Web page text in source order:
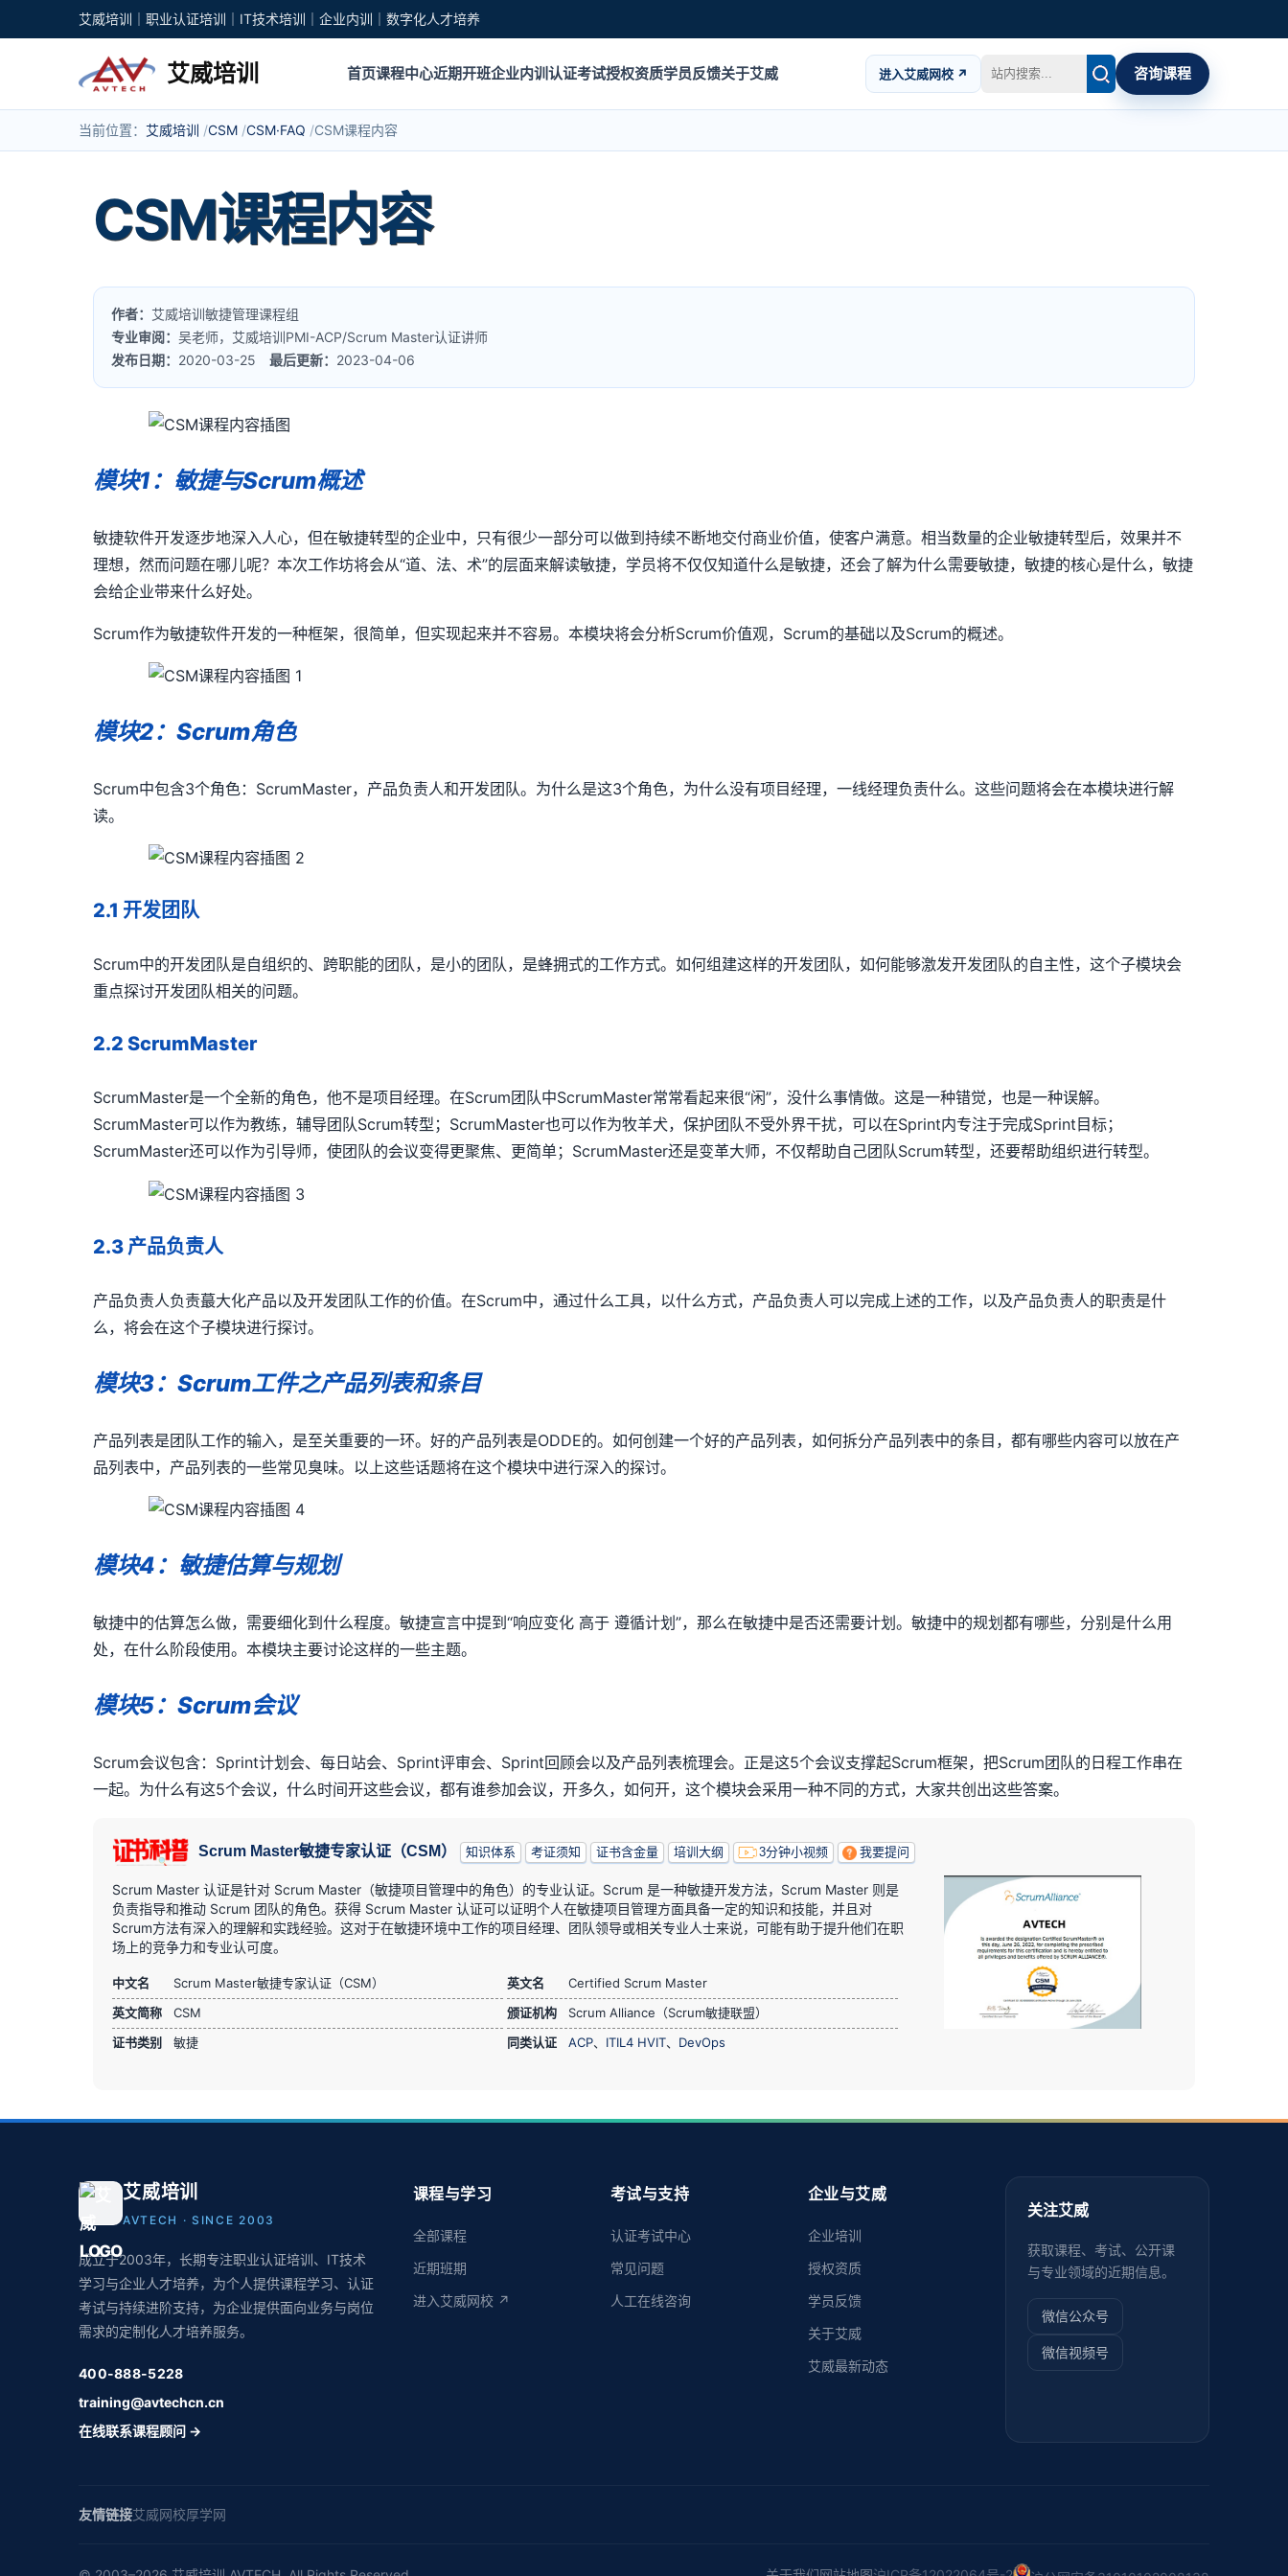
艾威培训｜职业认证培训｜IT技术培训｜企业内训｜数字化人才培养
艾威培训 首页课程中心近期开班企业内训认证考试授权资质学员反馈关于艾威 进入艾威网校 ↗ 咨询课程
当前位置： 艾威培训 CSM CSM·FAQ CSM课程内容
CSM课程内容
作者： 艾威培训敏捷管理课程组
专业审阅：吴老师，艾威培训PMI-ACP/Scrum Master认证讲师
发布日期： 2020-03-25最后更新： 2023-04-06
模块1：敏捷与Scrum概述
敏捷软件开发逐步地深入人心，但在敏捷转型的企业中，只有很少一部分可以做到持续不断地交付商业价值，使客户满意。相当数量的企业敏捷转型后，效果并不
理想，然而问题在哪儿呢？本次工作坊将会从“道、法、术”的层面来解读敏捷，学员将不仅仅知道什么是敏捷，还会了解为什么需要敏捷，敏捷的核心是什么，敏捷
会给企业带来什么好处。
Scrum作为敏捷软件开发的一种框架，很简单，但实现起来并不容易。本模块将会分析Scrum价值观， Scrum的基础以及Scrum的概述。
模块2：Scrum角色
Scrum中包含3个角色： ScrumMaster，产品负责人和开发团队。为什么是这3个角色，为什么没有项目经理，一线经理负责什么。这些问题将会在本模块进行解
读。
2.1 开发团队
Scrum中的开发团队是自组织的、跨职能的团队，是小的团队，是蜂拥式的工作方式。如何组建这样的开发团队，如何能够激发开发团队的自主性，这个子模块会
重点探讨开发团队相关的问题。
2.2 ScrumMaster
ScrumMaster是一个全新的角色，他不是项目经理。在Scrum团队中ScrumMaster常常看起来很“闲”，没什么事情做。这是一种错觉，也是一种误解。
ScrumMaster可以作为教练，辅导团队Scrum转型； ScrumMaster也可以作为牧羊犬，保护团队不受外界干扰，可以在Sprint内专注于完成Sprint 目标；
ScrumMaster还可以作为引导师，使团队的会议变得更聚焦、更简单； ScrumMaster还是变革大师，不仅帮助自己团队Scrum转型，还要帮助组织进行转型。
2.3 产品负责人
产品负责人负责蕞大化产品以及开发团队工作的价值。在Scrum中，通过什么工具，以什么方式，产品负责人可以完成上述的工作，以及产品负责人的职责是什
么，将会在这个子模块进行探讨。
模块3：Scrum工件之产品列表和条目
产品列表是团队工作的输入，是至关重要的一环。好的产品列表是ODDE的。如何创建一个好的产品列表，如何拆分产品列表中的条目，都有哪些内容可以放在产
品列表中，产品列表的一些常见臭味。以上这些话题将在这个模块中进行深入的探讨。
模块4：敏捷估算与规划
敏捷中的估算怎么做，需要细化到什么程度。敏捷宣言中提到“响应变化 高于 遵循计划”，那么在敏捷中是否还需要计划。敏捷中的规划都有哪些，分别是什么用
处，在什么阶段使用。本模块主要讨论这样的一些主题。
模块5：Scrum会议
Scrum会议包含： Sprint计划会、每日站会、 Sprint评审会、 Sprint回顾会以及产品列表梳理会。正是这5个会议支撑起Scrum框架，把Scrum团队的日程工作串在
一起。为什么有这5个会议，什么时间开这些会议，都有谁参加会议，开多久，如何开，这个模块会采用一种不同的方式，大家共创出这些答案。
Scrum Master敏捷专家认证（CSM） 知识体系 考证须知 证书含金量 培训大纲 3分钟小视频 我要提问
Scrum Master 认证是针对 Scrum Master（敏捷项目管理中的角色）的专业认证。Scrum 是一种敏捷开发方法，Scrum Master 则是
负责指导和推动 Scrum 团队的角色。获得 Scrum Master 认证可以证明个人在敏捷项目管理方面具备一定的知识和技能，并且对
Scrum方法有深入的理解和实践经验。这对于在敏捷环境中工作的项目经理、团队领导或相关专业人士来说，可能有助于提升他们在职
场上的竞争力和专业认可度。
中文名 Scrum Master敏捷专家认证（CSM） 英文名
Certified Scrum Master
英文简称
CSM 颁证机构
Scrum Alliance（Scrum敏捷联盟）
证书类别
敏捷 同类认证 ACP、 ITIL4 HVIT、 DevOps
艾威培训
AVTECH · SINCE 2003
成立于2003年，长期专注职业认证培训、IT技术
学习与企业人才培养，为个人提供课程学习、认证
考试与持续进阶支持，为企业提供面向业务与岗位
需求的定制化人才培养服务。
400-888-5228
training@avtechcn.cn
在线联系课程顾问 →
课程与学习
全部课程
近期班期
进入艾威网校 ↗
考试与支持
认证考试中心
常见问题
人工在线咨询
企业与艾威
企业培训
授权资质
学员反馈
关于艾威
艾威最新动态
关注艾威
获取课程、考试、公开课
与专业领域的近期信息。
微信公众号
微信视频号
友情链接艾威网校厚学网